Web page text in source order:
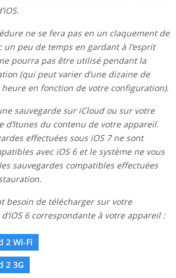
ne se fera pas en un claquement de
un peu de temps en gardant à l’esprit
pourra pas être utilisé pendant la
(qui peut varier d’une dizaine de
heure en fonction de votre configuration).
sauvegarde sur iCloud ou sur votre
d’Itunes du contenu de votre appareil.
effectuées sous iOS 7 ne sont
avec iOS 6 et le système ne vous
sauvegardes compatibles effectuées
besoin de télécharger sur votre
6 correspondante à votre appareil :
2 Wi-Fi
2 3G